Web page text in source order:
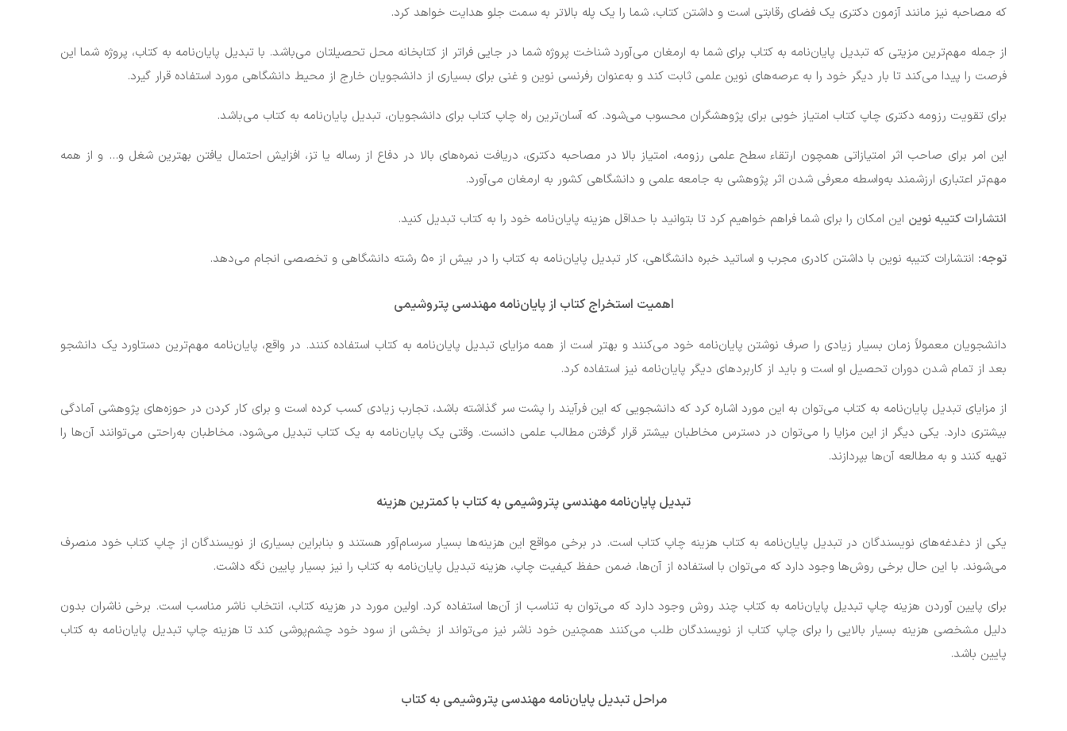
که مصاحبه نیز مانند آزمون دکتری یک فضای رقابتی است و داشتن کتاب، شما را یک پله بالاتر به سمت جلو هدایت خواهد کرد.
از جمله مهم‌ترین مزیتی که تبدیل پایان‌نامه به کتاب برای شما به ارمغان می‌آورد شناخت پروژه شما در جایی فراتر از کتابخانه محل تحصیلتان می‌باشد. با تبدیل پایان‌نامه به کتاب، پروژه شما این
فرصت را پیدا می‌کند تا بار دیگر خود را به عرصه‌های نوین علمی ثابت کند و به‌عنوان رفرنسی نوین و غنی برای بسیاری از دانشجویان خارج از محیط دانشگاهی مورد استفاده قرار گیرد.
برای تقویت رزومه دکتری چاپ کتاب امتیاز خوبی برای پژوهشگران محسوب می‌شود. که آسان‌ترین راه چاپ کتاب برای دانشجویان، تبدیل پایان‌نامه به کتاب می‌باشد.
این امر برای صاحب اثر امتیازاتی همچون ارتقاء سطح علمی رزومه، امتیاز بالا در مصاحبه دکتری، دریافت نمره‌های بالا در دفاع از رساله یا تز، افزایش احتمال یافتن بهترین شغل و… و از همه
مهم‌تر اعتباری ارزشمند به‌واسطه معرفی شدن اثر پژوهشی به جامعه علمی و دانشگاهی کشور به ارمغان می‌آورد.
انتشارات کتیبه نوین این امکان را برای شما فراهم خواهیم کرد تا بتوانید با حداقل هزینه پایان‌نامه خود را به کتاب تبدیل کنید.
توجه: انتشارات کتیبه نوین با داشتن کادری مجرب و اساتید خبره دانشگاهی، کار تبدیل پایان‌نامه به کتاب را در بیش از ۵۰ رشته دانشگاهی و تخصصی انجام می‌دهد.
اهمیت استخراج کتاب از پایان‌نامهمهندسی پتروشیمی
دانشجویان معمولاً زمان بسیار زیادی را صرف نوشتن پایان‌نامه خود می‌کنند و بهتر است از همه مزایای تبدیل پایان‌نامه به کتاب استفاده کنند. در واقع، پایان‌نامه مهم‌ترین دستاورد یک دانشجو
بعد از تمام شدن دوران تحصیل او است و باید از کاربردهای دیگر پایان‌نامه نیز استفاده کرد.
از مزایای تبدیل پایان‌نامه به کتاب می‌توان به این مورد اشاره کرد که دانشجویی که این فرآیند را پشت سر گذاشته باشد، تجارب زیادی کسب کرده است و برای کار کردن در حوزه‌های پژوهشی آمادگی
بیشتری دارد. یکی دیگر از این مزایا را می‌توان در دسترس مخاطبان بیشتر قرار گرفتن مطالب علمی دانست. وقتی یک پایان‌نامه به یک کتاب تبدیل می‌شود، مخاطبان به‌راحتی می‌توانند آن‌ها را
تهیه کنند و به مطالعه آن‌ها بپردازند.
تبدیل پایان‌نامه مهندسی پتروشیمی به کتاب با کمترین هزینه
یکی از دغدغه‌های نویسندگان در تبدیل پایان‌نامه به کتاب هزینه چاپ کتاب است. در برخی مواقع این هزینه‌ها بسیار سرسام‌آور هستند و بنابراین بسیاری از نویسندگان از چاپ کتاب خود منصرف
می‌شوند. با این حال برخی روش‌ها وجود دارد که می‌توان با استفاده از آن‌ها، ضمن حفظ کیفیت چاپ، هزینه تبدیل پایان‌نامه به کتاب را نیز بسیار پایین نگه داشت.
برای پایین آوردن هزینه چاپ تبدیل پایان‌نامه به کتاب چند روش وجود دارد که می‌توان به تناسب از آن‌ها استفاده کرد. اولین مورد در هزینه کتاب، انتخاب ناشر مناسب است. برخی ناشران بدون
دلیل مشخصی هزینه بسیار بالایی را برای چاپ کتاب از نویسندگان طلب می‌کنند همچنین خود ناشر نیز می‌تواند از بخشی از سود خود چشم‌پوشی کند تا هزینه چاپ تبدیل پایان‌نامه به کتاب
پایین باشد.
مراحل تبدیل پایان‌نامهمهندسیپتروشیمی به کتاب